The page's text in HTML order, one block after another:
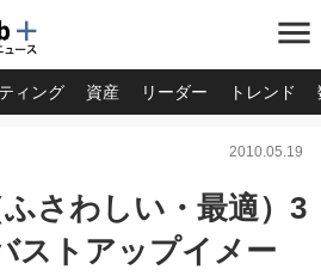
menu
ィング 資産 リーダー トレンド
2010.05.19
さわしい・最適）3
ストアップイメー